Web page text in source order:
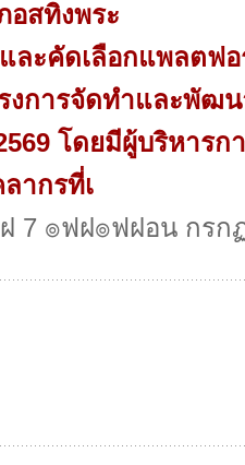
อสทิงพระ
ละคัดเลือกแพลตฟอ
งการจัดทำและพัฒ
โดยมีผู้บริหารก
ากรที่เ
7 ๏ฟฝ๏ฟฝอน กรก